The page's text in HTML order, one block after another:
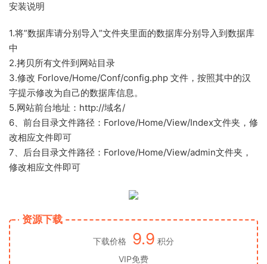
安装说明
1.将”数据库请分别导入”文件夹里面的数据库分别导入到数据库
中
2.拷贝所有文件到网站目录
3.修改 Forlove/Home/Conf/config.php 文件，按照其中的汉
字提示修改为自己的数据库信息。
5.网站前台地址：http://域名/
6、前台目录文件路径：Forlove/Home/View/Index文件夹，修
改相应文件即可
7、后台目录文件路径：Forlove/Home/View/admin文件夹，
修改相应文件即可
资源下载
下载价格 9.9 积分
VIP免费